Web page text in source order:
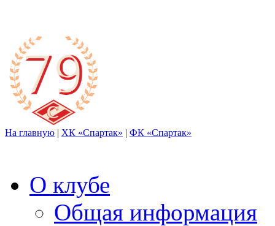
На главную | ХК «Спартак» | ФК «Спартак»
О клубе
Общая информация